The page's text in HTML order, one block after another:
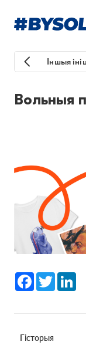
Іншыя
Вольныя
Facebook
Twitter
Гісторыя